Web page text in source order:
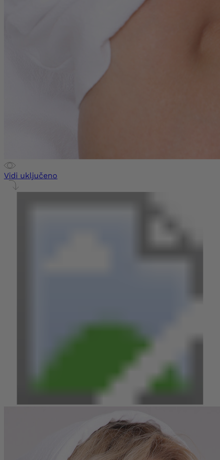
Vidi uključeno